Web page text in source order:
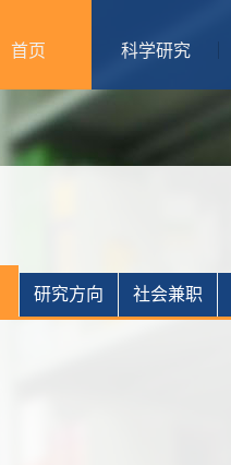
首页 科学研究
研究方向 社会兼职